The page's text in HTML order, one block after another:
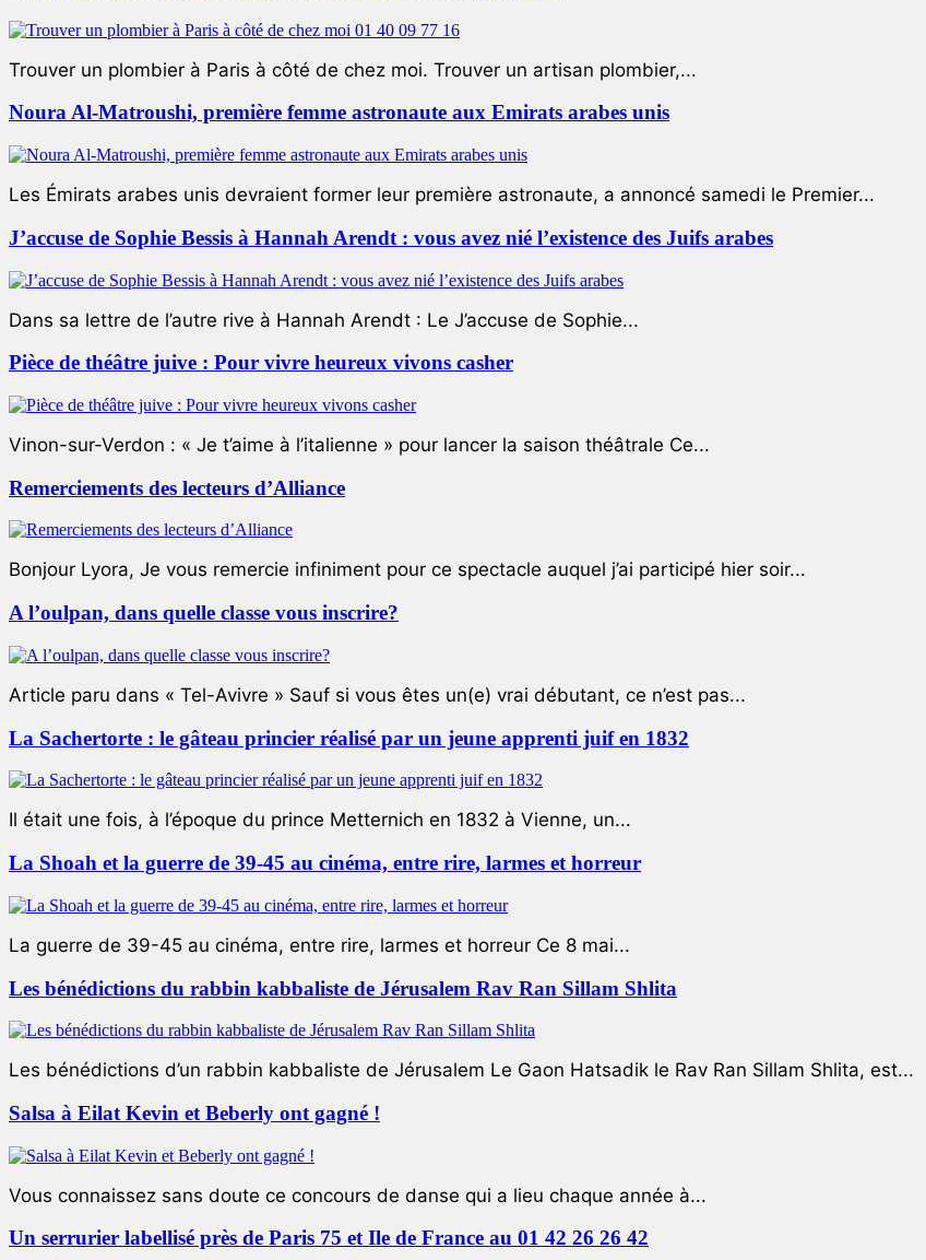
Trouver un plombier à Paris à côté de chez moi. Trouver un artisan plombier,...
Noura Al-Matroushi, première femme astronaute aux Emirats arabes unis
Les Émirats arabes unis devraient former leur première astronaute, a annoncé samedi le Premier...
J’accuse de Sophie Bessis à Hannah Arendt : vous avez nié l’existence des Juifs arabes
Dans sa lettre de l’autre rive à Hannah Arendt : Le J’accuse de Sophie...
Pièce de théâtre juive : Pour vivre heureux vivons casher
Vinon-sur-Verdon : « Je t’aime à l’italienne » pour lancer la saison théâtrale Ce...
Remerciements des lecteurs d’Alliance
Bonjour Lyora, Je vous remercie infiniment pour ce spectacle auquel j’ai participé hier soir...
A l’oulpan, dans quelle classe vous inscrire?
Article paru dans « Tel-Avivre » Sauf si vous êtes un(e) vrai débutant, ce n’est pas...
La Sachertorte : le gâteau princier réalisé par un jeune apprenti juif en 1832
Il était une fois, à l’époque du prince Metternich en 1832 à Vienne, un...
La Shoah et la guerre de 39-45 au cinéma, entre rire, larmes et horreur
La guerre de 39-45 au cinéma, entre rire, larmes et horreur Ce 8 mai...
Les bénédictions du rabbin kabbaliste de Jérusalem Rav Ran Sillam Shlita
Les bénédictions d’un rabbin kabbaliste de Jérusalem Le Gaon Hatsadik le Rav Ran Sillam Shlita, est...
Salsa à Eilat Kevin et Beberly ont gagné !
Vous connaissez sans doute ce concours de danse qui a lieu chaque année à...
Un serrurier labellisé près de Paris 75 et Ile de France au 01 42 26 26 42